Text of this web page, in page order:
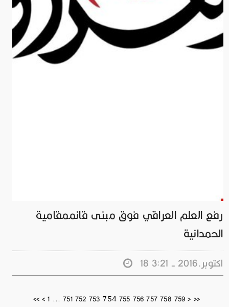
رفع العلم العراقي فوق مبنى قائممقامية
الحمدانية
18 اكتوبر.2016 - 3:21
<< < 1 ... 751 752 753 754 755 756 757 758 759 > >>